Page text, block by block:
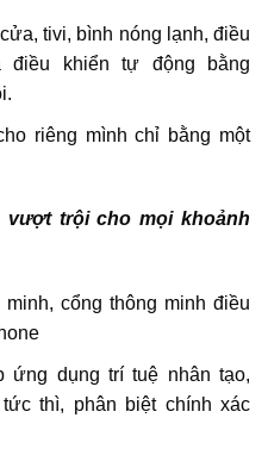
tivi, bình nóng lạnh, điều
khiển tự động bằng
riêng mình chỉ bằng một
trội cho mọi khoảnh
cổng thông minh điều
ứng dụng trí tuệ nhân tạo,
thì, phân biệt chính xác